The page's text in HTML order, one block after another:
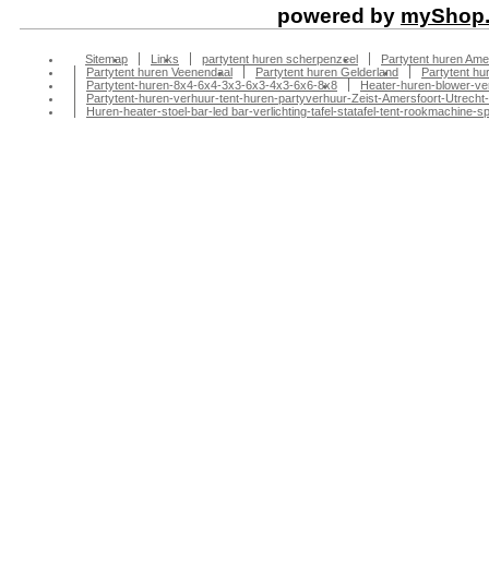
powered by
Sitemap Links partytent huren scherpenzeel
Partytent huren
Partytent huren Veenendaal
Partytent huren Gelderland
Partytent
Partytent-huren-8x4-6x4-3x3-6x3-4x3-6x6-8x8
Heater-huren-blower-
Partytent-huren-verhuur-tent-huren-partyverhuur-Zeist-Amersfoort-
Huren-heater-stoel-bar-led bar-verlichting-tafel-statafel-tent-